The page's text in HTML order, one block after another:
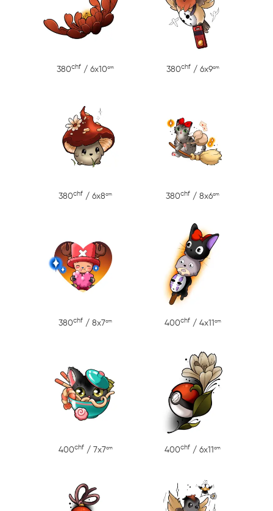
380chf / 6x10cm 380chf / 6x9cm
380chf / 6x8cm 380chf / 8x6cm
380chf / 8x7cm 400chf / 4x11 cm
400chf / 7x7cm 400chf / 6x11 cm